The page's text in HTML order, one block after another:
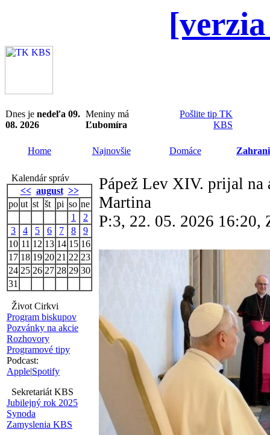
Dnes je nedeľa 09.
08. 2026
Meniny má
Ľubomíra
Pošlite tip TK
KBS
Home Najnovšie Domáce
Kalendár správ
<< august >>
po ut st št pi so ne
1
2
3
4 5 6 7 8
9
10 11 12 13 14 15 16
17 18 19 20 21 22 23
24 25 26 27 28 29 30
31
Život Cirkvi
Program biskupov
Pozvánky na akcie
Rozhovory
Programové tipy
Podcast:
Apple|Spotify
Sekretariát KBS
Jubilejný rok 2025
Synoda
Zamyslenia KBS
Pápež Lev XIV. prijal na
Martina
P:3, 22. 05. 2026 16:20,